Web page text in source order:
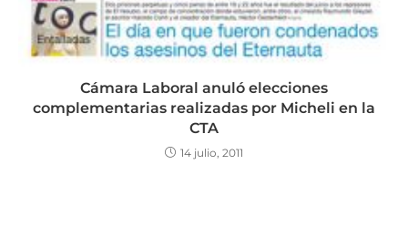
Cámara Laboral anuló elecciones
complementarias realizadas por Micheli en la
CTA
14 julio, 2011